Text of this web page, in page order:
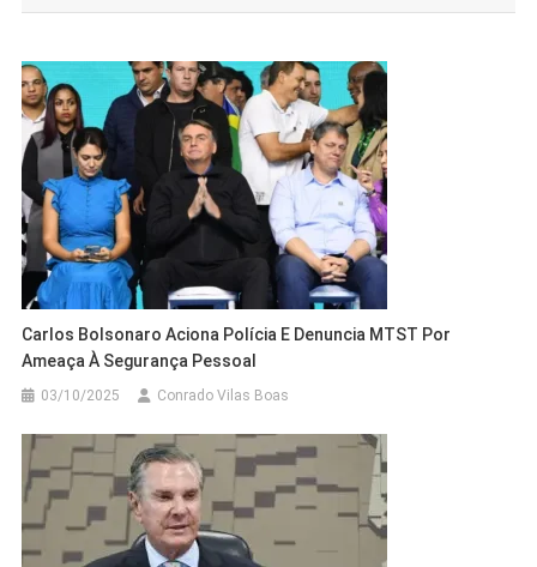
Post
Carlos Bolsonaro Aciona Polícia E Denuncia MTST Por
Ameaça À Segurança Pessoal
03/10/2025 Conrado Vilas Boas